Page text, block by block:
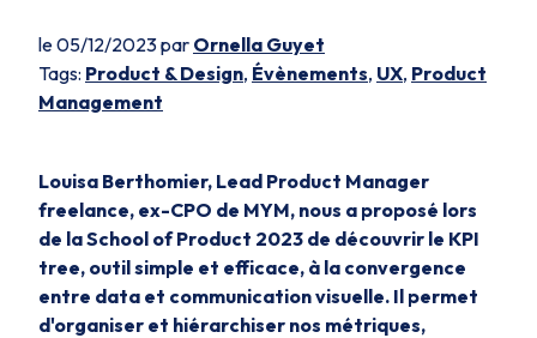
le 05/12/2023 par Ornella Guyet
Tags: Product & Design, Évènements, UX, Product
Management
Louisa Berthomier, Lead Product Manager
freelance, ex-CPO de MYM, nous a proposé lors
de la School of Product 2023 de découvrir le KPI
tree, outil simple et efficace, à la convergence
entre data et communication visuelle. Il permet
d'organiser et hiérarchiser nos métriques,